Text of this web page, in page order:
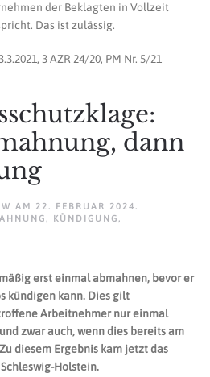
der Beklagten in Vollzeit
Das ist zulässig.
3 AZR 24/20, PM Nr. 5/21
dann
AM 22. FEBRUAR 2024 .
, KÜNDIGUNG ,
erst einmal abmahnen, bevor er
kündigen kann. Dies gilt
Arbeitnehmer nur einmal
zwar auch, wenn dies bereits am
diesem Ergebnis kam jetzt das
Holstein.